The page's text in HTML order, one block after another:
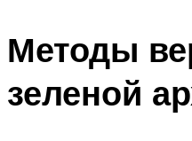
Методы
зеленой